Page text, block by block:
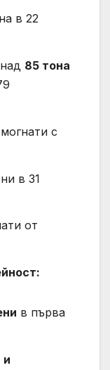
в 22
85 тона
с
в 31
от
в първа
и